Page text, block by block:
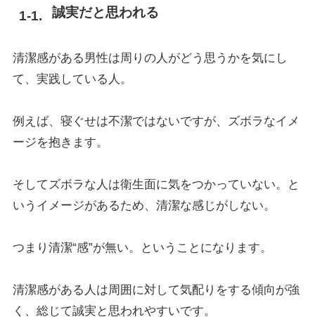
誠実だと思われる
清潔感がある男性は周りの人がどう思うかを気にし
て、実践している人。
例えば、寝ぐせは不潔ではないですが、ズボラなイメ
ージを抱きます。
そしてズボラな人は衛生面に気をつかっていない。と
いうイメージがあるため、清潔な感じがしない。
つまり清潔“感”が無い。ということになります。
清潔感がある人は周囲に対して気配りをする傾向が強
く、総じて誠実と思われやすいです。